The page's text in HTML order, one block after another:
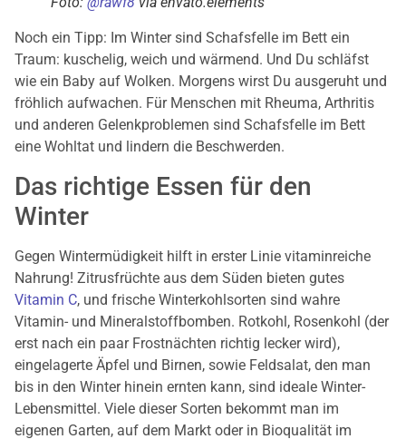
Noch ein Tipp: Im Winter sind Schafsfelle im Bett ein
Traum: kuschelig, weich und wärmend. Und Du schläfst
wie ein Baby auf Wolken. Morgens wirst Du ausgeruht und
fröhlich aufwachen. Für Menschen mit Rheuma, Arthritis
und anderen Gelenkproblemen sind Schafsfelle im Bett
eine Wohltat und lindern die Beschwerden.
Das richtige Essen für den
Winter
Gegen Wintermüdigkeit hilft in erster Linie vitaminreiche
Nahrung! Zitrusfrüchte aus dem Süden bieten gutes
Vitamin C, und frische Winterkohlsorten sind wahre
Vitamin- und Mineralstoffbomben. Rotkohl, Rosenkohl (der
erst nach ein paar Frostnächten richtig lecker wird),
eingelagerte Äpfel und Birnen, sowie Feldsalat, den man
bis in den Winter hinein ernten kann, sind ideale Winter-
Lebensmittel. Viele dieser Sorten bekommt man im
eigenen Garten, auf dem Markt oder in Bioqualität im